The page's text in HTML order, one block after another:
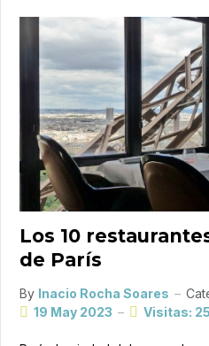
Los 10
de París
By Inacio Rocha Soares
19 May 2023
Visitas: